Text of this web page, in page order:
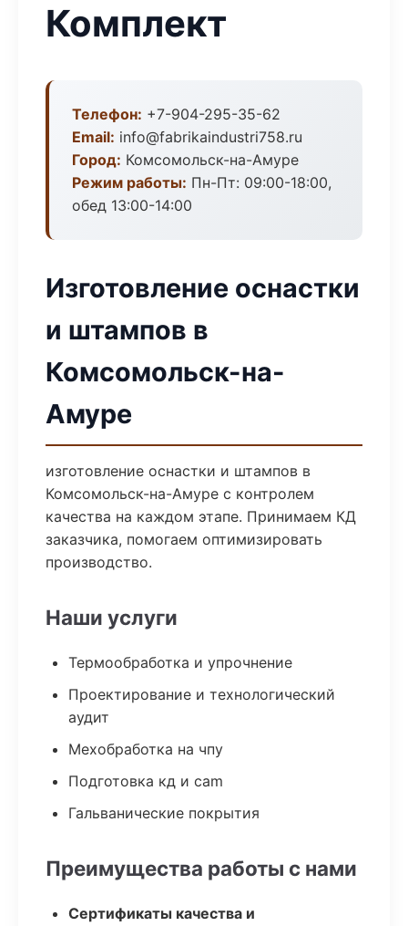
Комплект
Телефон: +7-904-295-35-62
Email: info@fabrikaindustri758.ru
Город: Комсомольск-на-Амуре
Режим работы: Пн-Пт: 09:00-18:00,
обед 13:00-14:00
Изготовление оснастки
и штампов в
Комсомольск-на-
Амуре
изготовление оснастки и штампов в
Комсомольск-на-Амуре с контролем
качества на каждом этапе. Принимаем КД
заказчика, помогаем оптимизировать
производство.
Наши услуги
Термообработка и упрочнение
Проектирование и технологический
аудит
Мехобработка на чпу
Подготовка кд и cam
Гальванические покрытия
Преимущества работы с нами
Сертификаты качества и